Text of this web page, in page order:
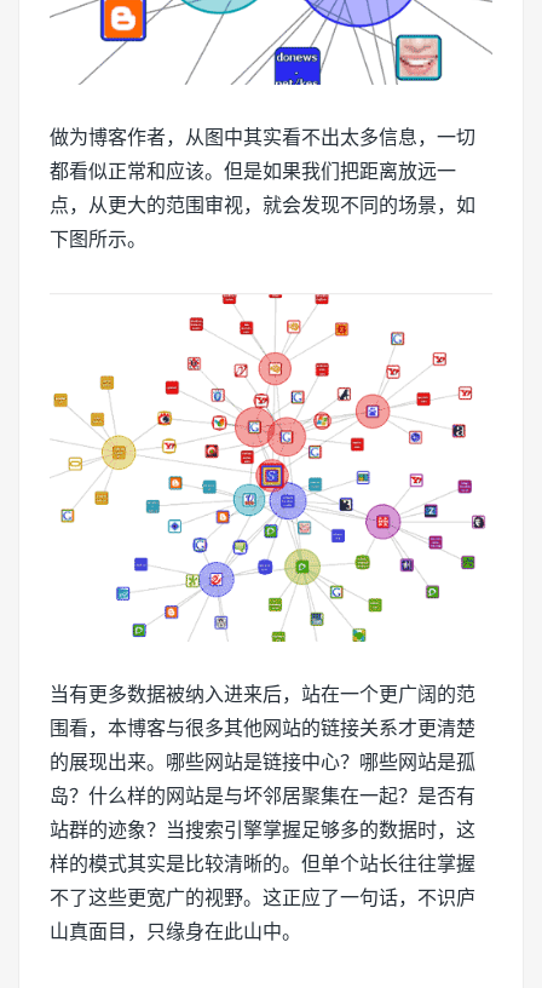
做为博客作者，从图中其实看不出太多信息，一切
都看似正常和应该。但是如果我们把距离放远一
点，从更大的范围审视，就会发现不同的场景，如
下图所示。
当有更多数据被纳入进来后，站在一个更广阔的范
围看，本博客与很多其他网站的链接关系才更清楚
的展现出来。哪些网站是链接中心？哪些网站是孤
岛？什么样的网站是与坏邻居聚集在一起？是否有
站群的迹象？当搜索引擎掌握足够多的数据时，这
样的模式其实是比较清晰的。但单个站长往往掌握
不了这些更宽广的视野。这正应了一句话，不识庐
山真面目，只缘身在此山中。